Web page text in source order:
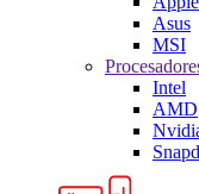
Asus
MSI
Intel
AMD